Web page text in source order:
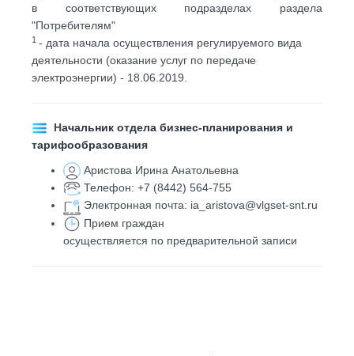
в соответствующих подразделах раздела
"Потребителям"
1 - дата начала осуществления регулируемого вида
деятельности (оказание услуг по передаче
электроэнергии) - 18.06.2019.
Начальник отдела бизнес-планирования и
тарифообразования
Аристова Ирина Анатольевна
Телефон: +7 (8442) 564-755
Электронная почта: ia_aristova@vlgset-snt.ru
Прием граждан
осуществляется по предварительной записи